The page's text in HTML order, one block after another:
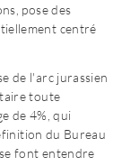
pose des
centré
de l'arc jurassien
toute
de 4%, qui
du Bureau
font entendre